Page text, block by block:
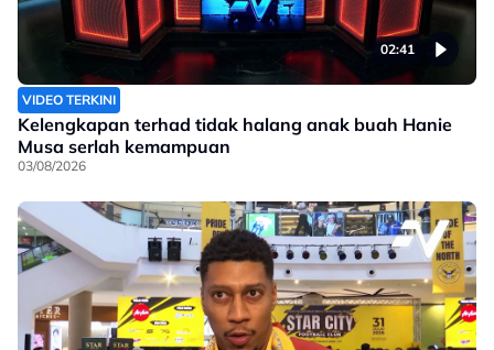
02:41
VIDEO TERKINI
Kelengkapan terhad tidak halang anak buah Hanie
Musa serlah kemampuan
03/08/2026